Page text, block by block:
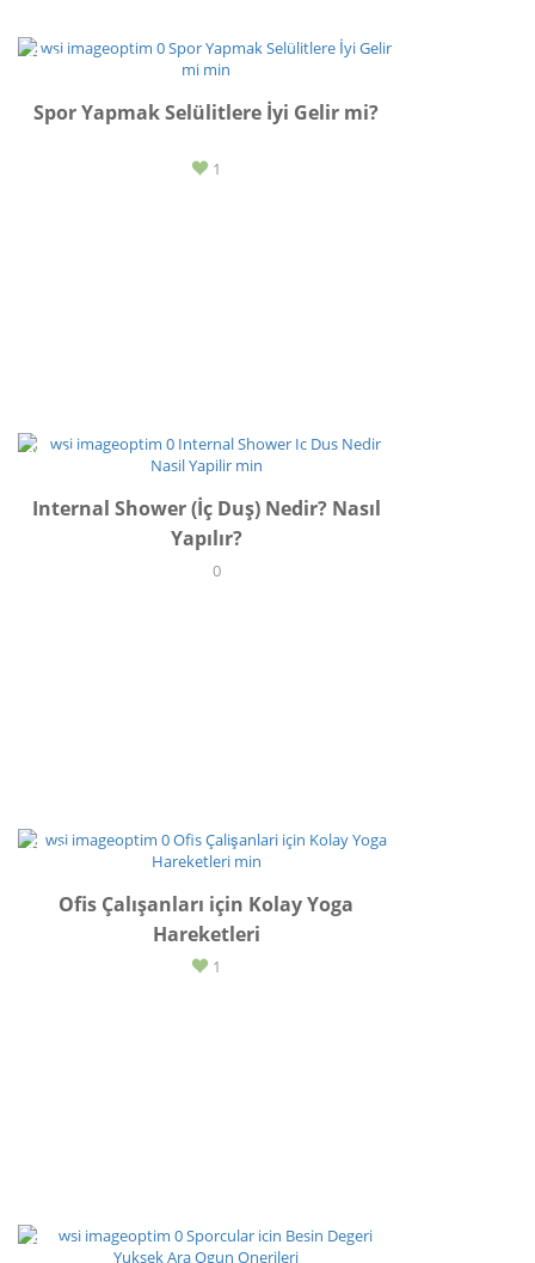
SPOR
Spor Yapmak Selülitlere İyi Gelir mi?
1
YAŞAM
Internal Shower (İç Duş) Nedir? Nasıl
Yapılır?
0
SPOR
Ofis Çalışanları için Kolay Yoga
Hareketleri
1
SPOR